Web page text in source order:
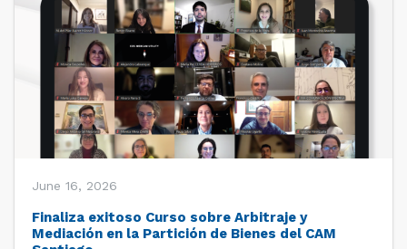
June 16, 2026
Finaliza exitoso Curso sobre Arbitraje y
Mediación en la Partición de Bienes del CAM